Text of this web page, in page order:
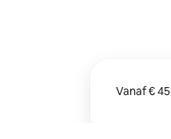
Vanaf€ 45
Vanaf €